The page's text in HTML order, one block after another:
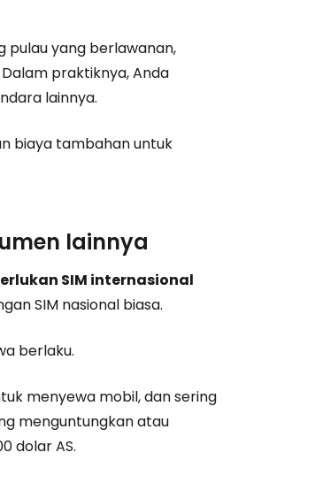
pulau yang berlawanan,
praktiknya, Anda
lainnya.
biaya tambahan untuk
lainnya
SIM internasional
SIM nasional biasa.
berlaku.
menyewa mobil, dan sering
menguntungkan atau
dolar AS.
Google